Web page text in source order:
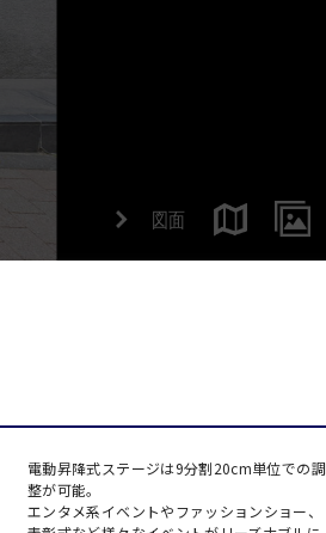
電動昇降式ステージは9分割20cm単位での調
整が可能。
エンタメ系イベントやファッションショー、
ーク
スセンター